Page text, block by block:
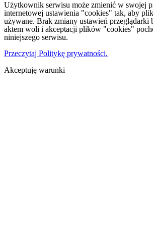
Użytkownik serwisu może zmienić w swojej
internetowej ustawienia "cookies" tak, aby
używane. Brak zmiany ustawień przeglądarki
aktem woli i akceptacji plików "cookies"
niniejszego serwisu.
Przeczytaj Politykę prywatności.
Akceptuję warunki